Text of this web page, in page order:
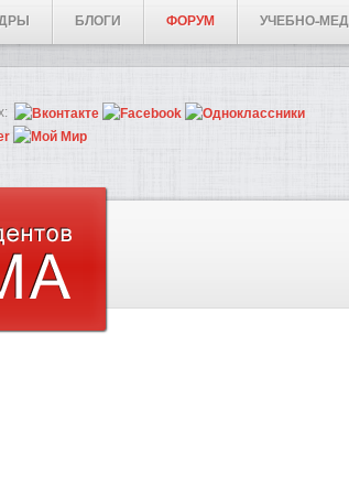
БЛОГИ ФОРУМ УЧЕБНО-